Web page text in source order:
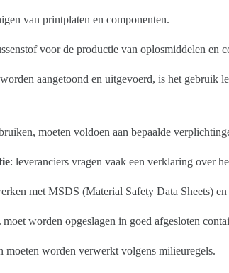
van printplaten en componenten.
voor de productie van oplosmiddelen en
aangetoond en uitgevoerd, is het gebruik
moeten voldoen aan bepaalde
: leveranciers vragen vaak een verklaring over
met MSDS (Material Safety Data Sheets)
worden opgeslagen in goed afgesloten
moeten worden verwerkt volgens milieuregels.